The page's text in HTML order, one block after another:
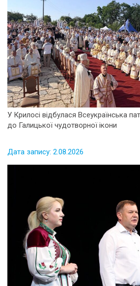
У Крилосі відбулася Всеукраїнська
до Галицької чудотворної ікони
Дата запису: 2.08.2026